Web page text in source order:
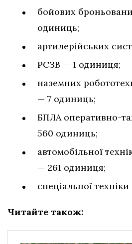
бойових
одиниць;
артилерійських
РСЗВ — 1 одиниця;
наземних
— 7 одиниць;
БПЛА оперативно-
560 одиниць;
автомобільної
— 261 одиниця;
спеціальної
Читайте також: